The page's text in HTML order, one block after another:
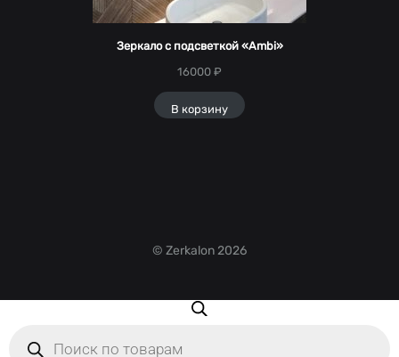
Зеркало с подсветкой «Ambi»
16000 ₽
В корзину
© Zerkalon 2026
товаров